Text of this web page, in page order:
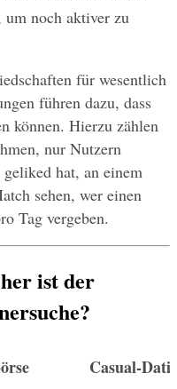
um noch aktiver zu
für wesentlich
führen dazu, dass
können. Hierzu zählen
nur Nutzern
hat, an einem
sehen, wer einen
Tag vergeben.
ist der
Casual-